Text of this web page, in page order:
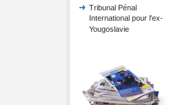
Tribunal Pénal
International pour l'ex-
Yougoslavie